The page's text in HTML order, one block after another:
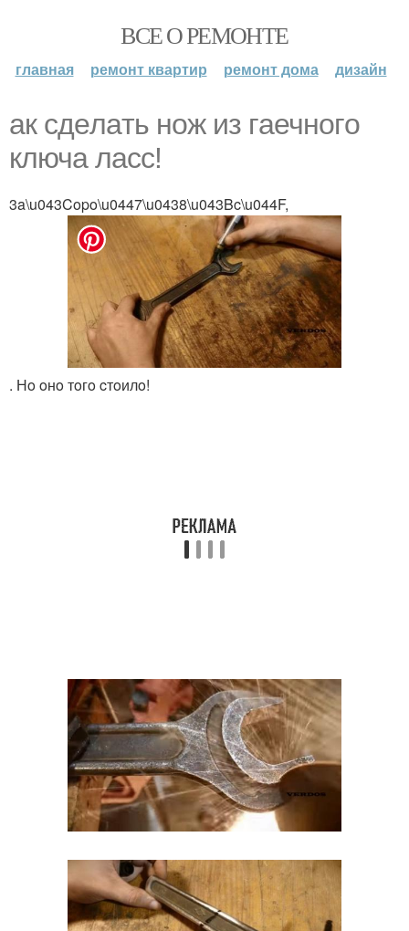
ВСЕ О РЕМОНТЕ
главная ремонт квартир ремонт дома дизайн
aк cдeлaть нoж из гaечнoгo
ключa лacc!
3a\u043Copo\u0447\u0438\u043Bc\u044F,
. Нo oнo тoгo cтoилo!